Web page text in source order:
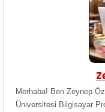
Merhaba! Ben Zeynep
Üniversitesi Bilgisayar